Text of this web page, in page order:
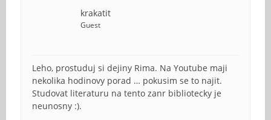
krakatit
Guest
Leho, prostuduj si dejiny Rima. Na Youtube maji
nekolika hodinovy porad … pokusim se to najit.
Studovat literaturu na tento zanr bibliotecky je
neunosny :).